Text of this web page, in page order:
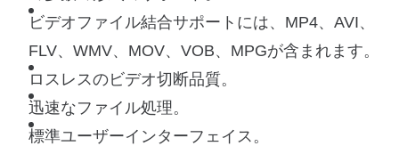
ビデオファイル結合サポートには、MP4、AVI、
FLV、WMV、MOV、VOB、MPGが含まれます。
ロスレスのビデオ切断品質。
迅速なファイル処理。
標準ユーザーインターフェイス。